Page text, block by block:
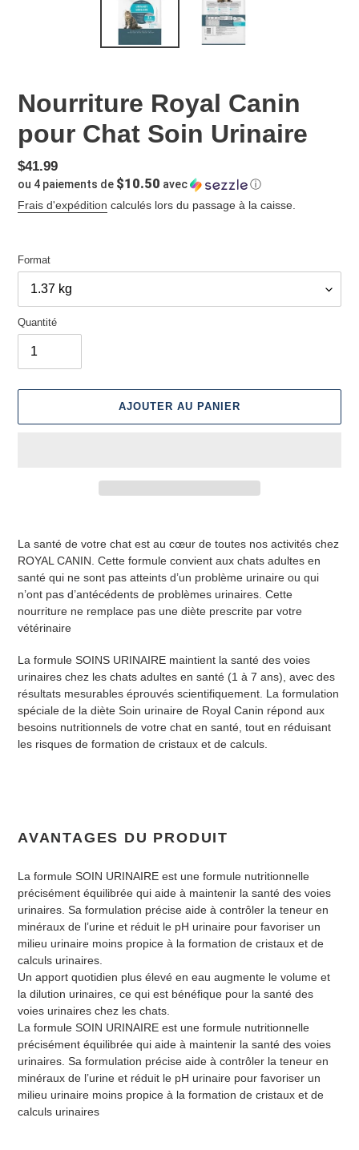
Nourriture Royal Canin
pour Chat Soin Urinaire
Prix
normal
$41.99
ou 4 paiements de $10.50 avec
ⓘ
Frais d'expédition calculés lors du passage à la caisse.
Format
Quantité
AJOUTER AU PANIER
panier
La santé de votre chat est au cœur de toutes nos activités chez
ROYAL CANIN. Cette formule convient aux chats adultes en
santé qui ne sont pas atteints d’un problème urinaire ou qui
n’ont pas d’antécédents de problèmes urinaires. Cette
nourriture ne remplace pas une diète prescrite par votre
vétérinaire
La formule SOINS URINAIRE maintient la santé des voies
urinaires chez les chats adultes en santé (1 à 7 ans), avec des
résultats mesurables éprouvés scientifiquement. La formulation
spéciale de la diète Soin urinaire de Royal Canin répond aux
besoins nutritionnels de votre chat en santé, tout en réduisant
les risques de formation de cristaux et de calculs.
AVANTAGES DU PRODUIT
La formule SOIN URINAIRE est une formule nutritionnelle
précisément équilibrée qui aide à maintenir la santé des voies
urinaires. Sa formulation précise aide à contrôler la teneur en
minéraux de l’urine et réduit le pH urinaire pour favoriser un
milieu urinaire moins propice à la formation de cristaux et de
calculs urinaires.
Un apport quotidien plus élevé en eau augmente le volume et
la dilution urinaires, ce qui est bénéfique pour la santé des
voies urinaires chez les chats.
La formule SOIN URINAIRE est une formule nutritionnelle
précisément équilibrée qui aide à maintenir la santé des voies
urinaires. Sa formulation précise aide à contrôler la teneur en
minéraux de l’urine et réduit le pH urinaire pour favoriser un
milieu urinaire moins propice à la formation de cristaux et de
calculs urinaires